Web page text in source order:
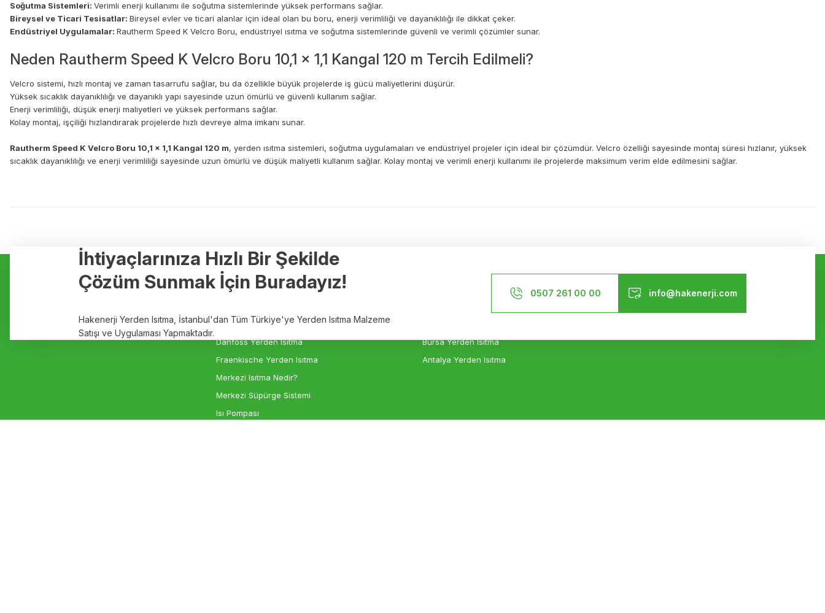
Soğutma Sistemleri: Verimli enerji kullanımı ile soğutma sistemlerinde yüksek performans sağlar.
Bireysel ve Ticari Tesisatlar: Bireysel evler ve ticari alanlar için ideal olan bu boru, enerji verimliliği ve dayanıklılığı ile dikkat çeker.
Endüstriyel Uygulamalar: Rautherm Speed K Velcro Boru, endüstriyel ısıtma ve soğutma sistemlerinde güvenli ve verimli çözümler sunar.
Neden Rautherm Speed K Velcro Boru 10,1 x 1,1 Kangal 120 m Tercih Edilmeli?
Velcro sistemi, hızlı montaj ve zaman tasarrufu sağlar, bu da özellikle büyük projelerde iş gücü maliyetlerini düşürür.
Yüksek sıcaklık dayanıklılığı ve dayanıklı yapı sayesinde uzun ömürlü ve güvenli kullanım sağlar.
Enerji verimliliği, düşük enerji maliyetleri ve yüksek performans sağlar.
Kolay montaj, işçiliği hızlandırarak projelerde hızlı devreye alma imkanı sunar.
Rautherm Speed K Velcro Boru 10,1 x 1,1 Kangal 120 m, yerden ısıtma sistemleri, soğutma uygulamaları ve endüstriyel projeler için ideal bir çözümdür. Velcro özelliği sayesinde montaj süresi hızlanır, yüksek
sıcaklık dayanıklılığı ve enerji verimliliği sayesinde uzun ömürlü ve düşük maliyetli kullanım sağlar. Kolay montaj ve verimli enerji kullanımı ile projelerde maksimum verim elde edilmesini sağlar.
Ürün açıklamasında eksik bilgiler bulunuyor.
Ürün bilgilerinde hatalar bulunuyor.
Bu ürüne benzer farklı alternatifler olmalı.
İhtiyaçlarınıza Hızlı Bir Şekilde
Çözüm Sunmak İçin Buradayız!
Hakenerji Yerden Isıtma, İstanbul'dan Tüm Türkiye'ye Yerden Isıtma Malzeme
Satışı ve Uygulaması Yapmaktadır.
0507 261 00 00 info@hakenerji.com
Hizmetler
Yerden Isıtma
Rehau Yerden Isıtma
Danfoss Yerden Isıtma
Fraenkische Yerden Isıtma
Merkezi Isıtma Nedir?
Merkezi Süpürge Sistemi
Isı Pompası
Bursa Yerden Isıtma
Antalya Yerden Isıtma